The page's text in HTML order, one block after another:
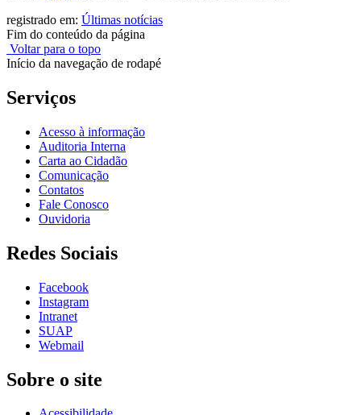
registrado em: Últimas notícias
Fim do conteúdo da página
Voltar para o topo
Início da navegação de rodapé
Serviços
Acesso à informação
Auditoria Interna
Carta ao Cidadão
Comunicação
Contatos
Fale Conosco
Ouvidoria
Redes Sociais
Facebook
Instagram
Intranet
SUAP
Webmail
Sobre o site